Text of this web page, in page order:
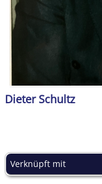
Dieter Schultz
Verknüpft mit